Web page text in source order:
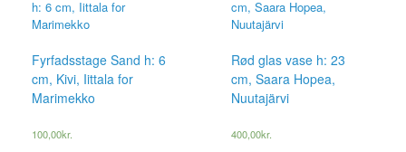
Fyrfadsstage Sand h: 6
cm, Kivi, Iittala for
Marimekko
100,00kr.
Rød glas vase h: 23
cm, Saara Hopea,
Nuutajärvi
400,00kr.